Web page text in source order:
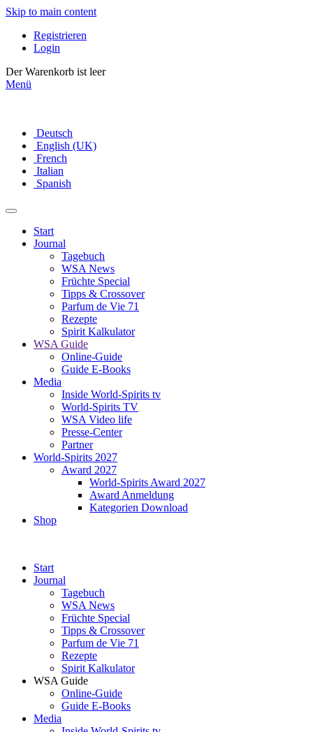
Skip to main content
Registrieren
Login
Der Warenkorb ist leer
Menü
Deutsch
English (UK)
French
Italian
Spanish
Start
Journal
Tagebuch
WSA News
Früchte Special
Tipps & Crossover
Parfum de Vie 71
Rezepte
Spirit Kalkulator
WSA Guide
Online-Guide
Guide E-Books
Media
Inside World-Spirits tv
World-Spirits TV
WSA Video life
Presse-Center
Partner
World-Spirits 2027
Award 2027
World-Spirits Award 2027
Award Anmeldung
Kategorien Download
Shop
Start
Journal
Tagebuch
WSA News
Früchte Special
Tipps & Crossover
Parfum de Vie 71
Rezepte
Spirit Kalkulator
WSA Guide
Online-Guide
Guide E-Books
Media